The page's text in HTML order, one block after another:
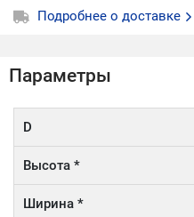
Подробнее о доставке
Параметры
D
Высота *
Ширина *